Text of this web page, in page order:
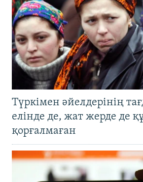
Түркімен әйелдерінің
елінде де, жат жерде де
қорғалмаған